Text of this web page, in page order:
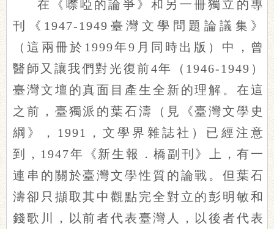
在《噤啞的論爭》和另一冊獨立的專
刊《1947-1949臺灣文學問題論議集》
（這兩冊於1999年9月同時出版）中，曾
醫師又讓我們對光復前4年（1946-1949）
臺灣文壇的真面目產生全新的理解。在這
之前，臺獨派的葉石濤（見《臺灣文學史
綱》，1991，文學界雜誌社）已經注意
到，1947年《新生報．橋副刊》上，有一
連串的關於臺灣文學性質的論戰。但葉石
濤卻只擷取其中觀點完全對立的彭明敏和
錢歌川，以前者代表臺灣人，以後者代表